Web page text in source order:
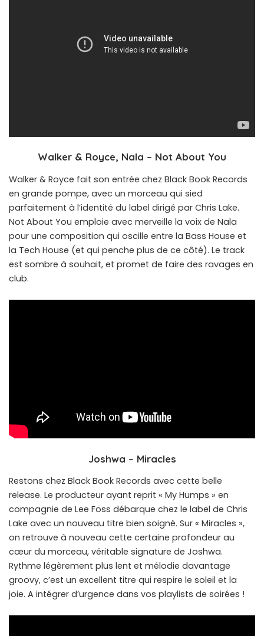
Walker & Royce, Nala – Not About You
Walker & Royce fait son entrée chez Black Book Records
en grande pompe, avec un morceau qui sied
parfaitement à l’identité du label dirigé par Chris Lake.
Not About You emploie avec merveille la voix de Nala
pour une composition qui oscille entre la Bass House et
la Tech House (et qui penche plus de ce côté). Le track
est sombre à souhait, et promet de faire des ravages en
club.
Joshwa – Miracles
Restons chez Black Book Records avec cette belle
release. Le producteur ayant reprit « My Humps » en
compagnie de Lee Foss débarque chez le label de Chris
Lake avec un nouveau titre bien soigné. Sur « Miracles »,
on retrouve à nouveau cette certaine profondeur au
cœur du morceau, véritable signature de Joshwa.
Rythme légèrement plus lent et mélodie davantage
groovy, c’est un excellent titre qui respire le soleil et la
joie. A intégrer d’urgence dans vos playlists de soirées !